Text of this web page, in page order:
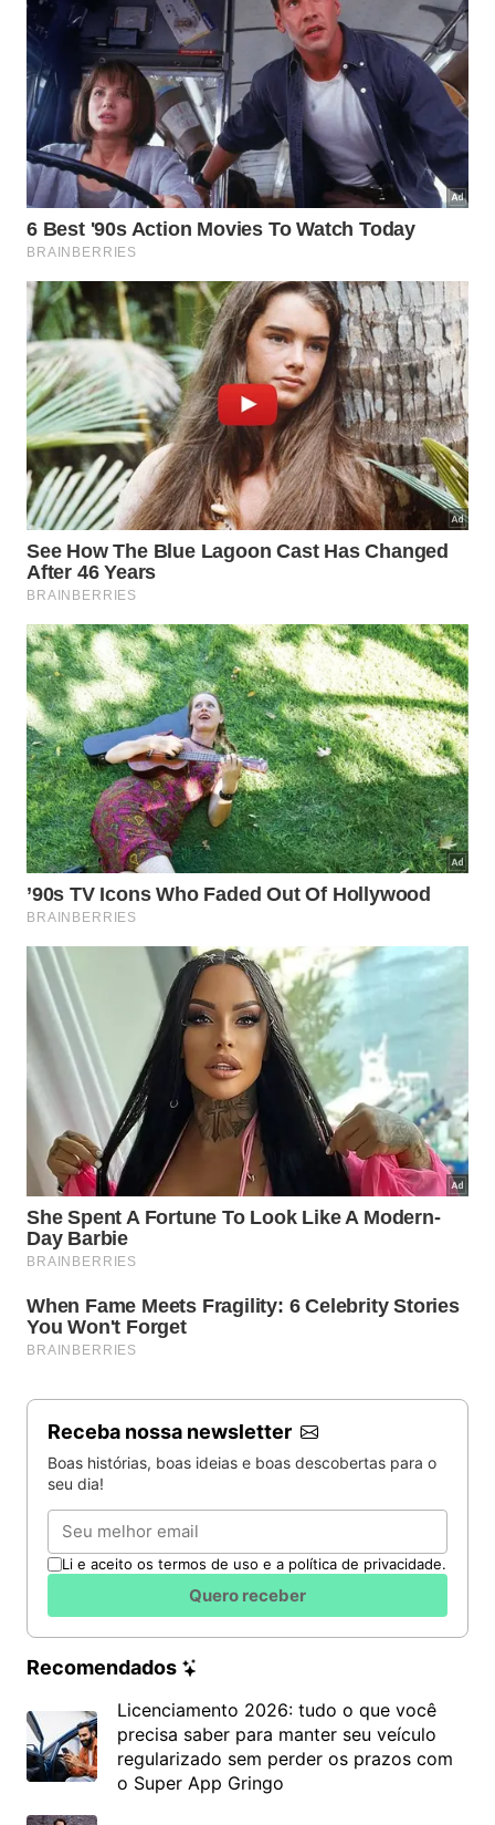
Receba nossa newsletter
Boas histórias, boas ideias e boas descobertas para o
seu dia!
Email
Li e aceito os termos de uso e a política de privacidade.
Quero receber
Recomendados
Licenciamento 2026: tudo o que você
precisa saber para manter seu veículo
regularizado sem perder os prazos com
o Super App Gringo